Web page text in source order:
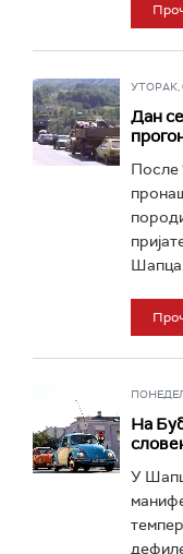
УТОРАК,
Дан
После
На
У